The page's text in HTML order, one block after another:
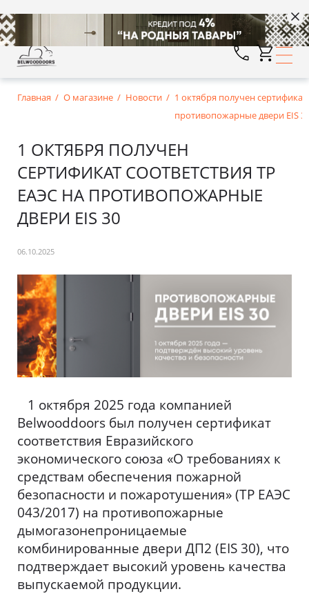
Главная О магазине Новости
1 октября получен
противопожарные двери EIS
1 ОКТЯБРЯ ПОЛУЧЕН
СЕРТИФИКАТ СООТВЕТСТВИЯ ТР
ЕАЭС НА ПРОТИВОПОЖАРНЫЕ
ДВЕРИ EIS 30
06.10.2025
1 октября 2025 года компанией
Belwooddoors был получен сертификат
соответствия Евразийского
экономического союза «О требованиях к
средствам обеспечения пожарной
безопасности и пожаротушения» (ТР ЕАЭС
043/2017) на противопожарные
дымогазонепроницаемые
комбинированные двери ДП2 (EIS 30), что
подтверждает высокий уровень качества
выпускаемой продукции.